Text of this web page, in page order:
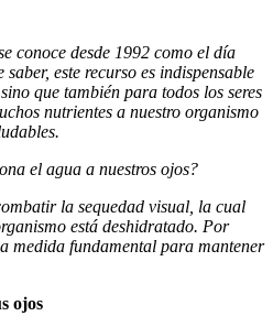
conoce desde 1992 como el día
este recurso es indispensable
que también para todos los seres
nutrientes a nuestro organismo
el agua a nuestros ojos?
la sequedad visual , la cual
está deshidratado. Por
medida fundamental para mantener
ojos